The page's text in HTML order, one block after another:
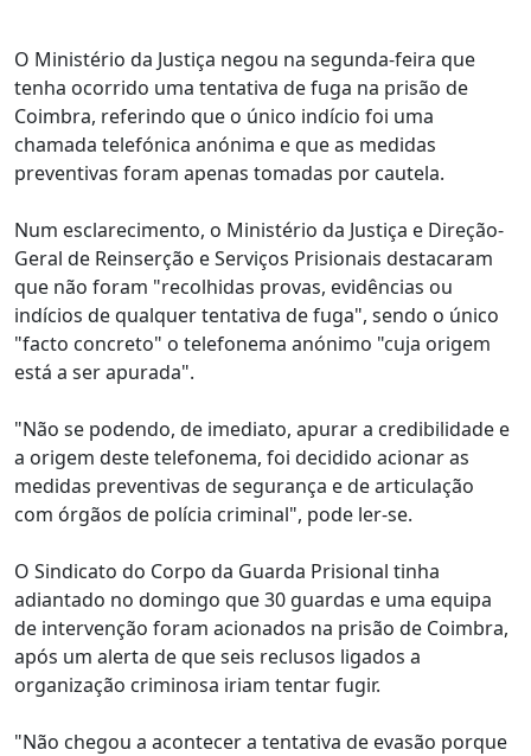
O Ministério da Justiça negou na segunda-feira que
tenha ocorrido uma tentativa de fuga na prisão de
Coimbra, referindo que o único indício foi uma
chamada telefónica anónima e que as medidas
preventivas foram apenas tomadas por cautela.
Num esclarecimento, o Ministério da Justiça e Direção-
Geral de Reinserção e Serviços Prisionais destacaram
que não foram "recolhidas provas, evidências ou
indícios de qualquer tentativa de fuga", sendo o único
"facto concreto" o telefonema anónimo "cuja origem
está a ser apurada".
"Não se podendo, de imediato, apurar a credibilidade e
a origem deste telefonema, foi decidido acionar as
medidas preventivas de segurança e de articulação
com órgãos de polícia criminal", pode ler-se.
O Sindicato do Corpo da Guarda Prisional tinha
adiantado no domingo que 30 guardas e uma equipa
de intervenção foram acionados na prisão de Coimbra,
após um alerta de que seis reclusos ligados a
organização criminosa iriam tentar fugir.
"Não chegou a acontecer a tentativa de evasão porque